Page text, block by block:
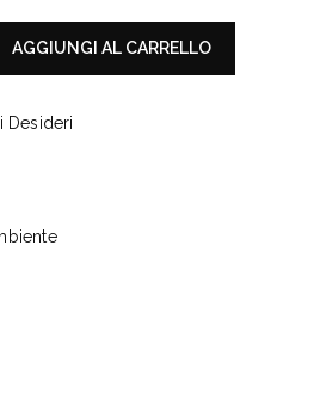
AGGIUNGI AL CARRELLO
Desideri